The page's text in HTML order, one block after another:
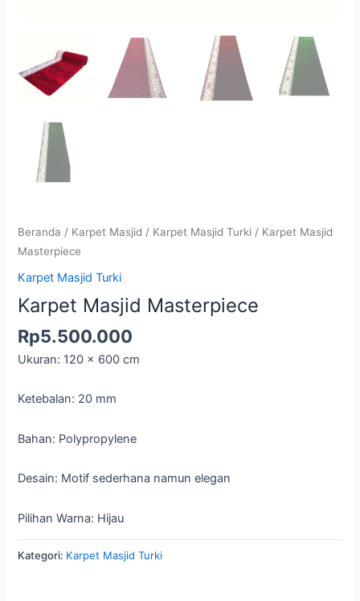
Beranda / Karpet Masjid / Karpet Masjid Turki / Karpet Masjid
Masterpiece
Karpet Masjid Turki
Karpet Masjid Masterpiece
Rp5.500.000
Ukuran: 120 x 600 cm
Ketebalan: 20 mm
Bahan: Polypropylene
Desain: Motif sederhana namun elegan
Pilihan Warna: Hijau
Kategori: Karpet Masjid Turki